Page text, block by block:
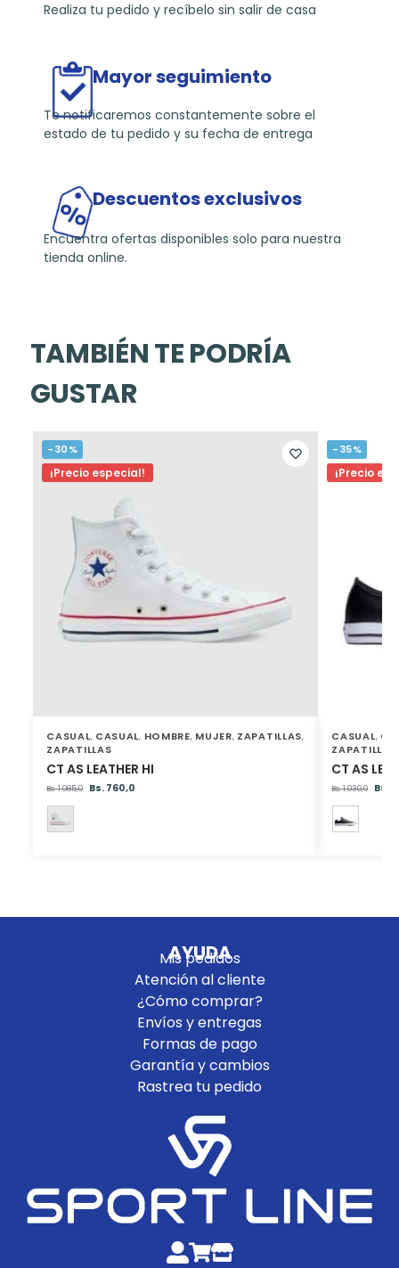
Realiza tu pedido y recíbelo sin salir de casa
Mayor seguimiento
Te notificaremos constantemente sobre el
estado de tu pedido y su fecha de entrega
Descuentos exclusivos
Encuentra ofertas disponibles solo para nuestra
tienda online.
TAMBIÉN TE PODRÍA
GUSTAR
-30%
¡Precio especial!
CASUAL, CASUAL, HOMBRE, MUJER, ZAPATILLAS,
ZAPATILLAS
CT AS LEATHER HI
Bs.1.085,0 Bs.760,0
-35%
¡Precio
CASUAL,
ZAPATILLAS
CT AS
Bs.1.030,0 Bs.
AYUDA
Mis pedidos
Atención al cliente
¿Cómo comprar?
Envíos y entregas
Formas de pago
Garantía y cambios
Rastrea tu pedido